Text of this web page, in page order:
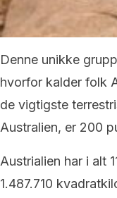
Denne unikke
hvorfor kalder folk
de vigtigste
Australien, er 200
Austrialien har i alt
1.487.710